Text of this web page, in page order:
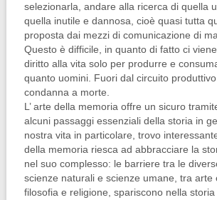
selezionarla, andare alla ricerca di quella
quella inutile e dannosa, cioè quasi tutta
proposta dai mezzi di comunicazione di
Questo è difficile, in quanto di fatto ci
diritto alla vita solo per produrre e
quanto uomini. Fuori dal circuito produttivo
condanna a morte.
L’ arte della memoria offre un sicuro
alcuni passaggi essenziali della storia in
nostra vita in particolare, trovo
della memoria riesca ad abbracciare la
nel suo complesso: le barriere tra le
scienze naturali e scienze umane, tra arte
filosofia e religione, spariscono nella storia